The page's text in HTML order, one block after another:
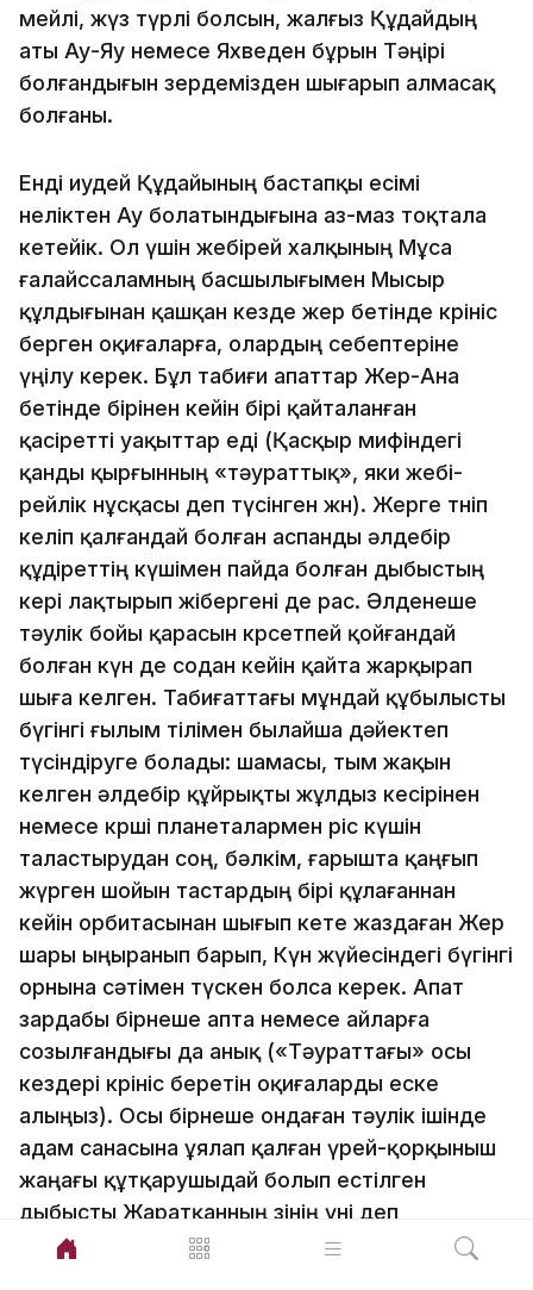
мейлi, жүз түрлi болсын, жалғыз Құдайдың
аты Ау-Яу немесе Яхведен бұрын Тәңiрi
болғандығын зердемiзден шығарып алмасақ
болғаны.
Ендi иудей Құдайының бастапқы есiмi
нелiктен Ау болатындығына аз-маз тоқтала
кетейiк. Ол үшiн жебiрей халқының Мұса
ғалайссаламның басшылығымен Мысыр
құлдығынан қашқан кезде жер бетiнде көрiнiс
берген оқиғаларға, олардың се­бептерiне
үңiлу керек. Бұл табиғи апаттар Жер-Ана
бетiнде бiрiнен кейiн бiрi қайталан­ған
қасiреттi уақыттар едi (Қасқыр мифiндегi
қанды қырғынның «тәураттық», яки же­бi­
рейлiк нұсқасы деп түсiнген жөн). Жерге төнiп
келiп қалғандай болған аспанды әлдебiр
құдiреттiң күшiмен пайда бол­ған дыбыстың
керi лақтырып жiбергенi де рас. Әлденеше
тәулiк бойы қарасын көрсетпей қойғандай
болған күн де содан кейiн қайта жарқырап
шыға келген. Табиғаттағы мұндай құбылысты
бүгiнгi ғылым тiлiмен былайша дәйектеп
түсiндiруге болады: шамасы, тым жақын
келген әлдебiр құйрықты жұлдыз кесiрiнен
немесе көршi планеталармен өрiс күшiн
таластырудан соң, бәлкiм, ғарышта қаңғып
жүрген шойын тастардың бiрi құлағаннан
кейiн орбитасынан шығып кете жаздаған Жер
шары ыңыранып барып, Күн жүйе­сiндегi бүгiнгi
орнына сәтiмен түскен болса керек. Апат
зардабы бiрнеше апта немесе айларға
созылғандығы да анық («Тәураттағы» осы
кездерi көрiнiс беретiн оқи­ғаларды еске
алыңыз). Осы бiрнеше ондаған тәулiк iшiнде
адам санасына ұялап қалған үрей-қорқыныш
жаңағы құтқарушыдай болып естiлген
дыбысты Жаратқанның өзiнiң үнi деп
қабылдауға молынан жетiп-артылатын. Екi